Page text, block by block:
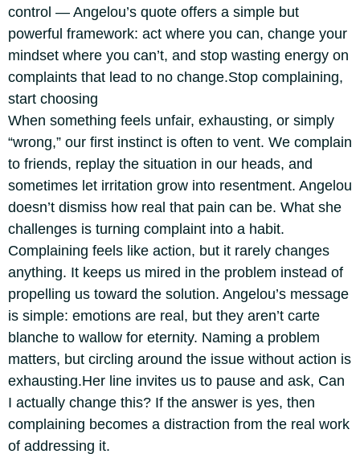
control — Angelou’s quote offers a simple but
powerful framework: act where you can, change your
mindset where you can’t, and stop wasting energy on
complaints that lead to no change.Stop complaining,
start choosing
When something feels unfair, exhausting, or simply
“wrong,” our first instinct is often to vent. We complain
to friends, replay the situation in our heads, and
sometimes let irritation grow into resentment. Angelou
doesn’t dismiss how real that pain can be. What she
challenges is turning complaint into a habit.
Complaining feels like action, but it rarely changes
anything. It keeps us mired in the problem instead of
propelling us toward the solution. Angelou’s message
is simple: emotions are real, but they aren’t carte
blanche to wallow for eternity. Naming a problem
matters, but circling around the issue without action is
exhausting.Her line invites us to pause and ask, Can
I actually change this? If the answer is yes, then
complaining becomes a distraction from the real work
of addressing it.